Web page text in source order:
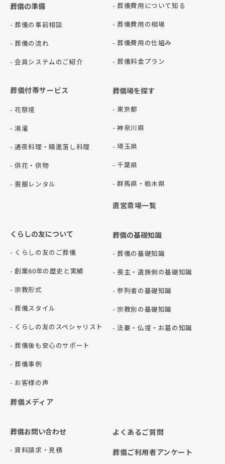
葬儀の準備
- 葬儀の事前相談
- 葬儀の流れ
- 会員システムのご紹介
- 葬儀費用について知る
- 葬儀費用の相場
- 葬儀費用の仕組み
- 葬儀料金プラン
葬儀付帯サービス
- 花祭壇
- 湯灌
- 通夜料理・精進落し料理
- 供花・供物
- 喪服レンタル
葬儀場を探す
- 東京都
- 神奈川県
- 埼玉県
- 千葉県
- 群⾺県・栃⽊県
直営斎場一覧
くらしの友について
- くらしの友のご葬儀
- 創業60年の歴史と実績
- 宗教形式
- 葬儀スタイル
- くらしの友のスペシャリスト
- 葬儀後も安心のサポート
- 葬儀事例
- お客様の声
葬儀メディア
葬儀の基礎知識
- 葬儀の基礎知識
- 喪主・遺族側の基礎知識
- 参列者の基礎知識
- 宗教別の基礎知識
- 法要・仏壇・お墓の知識
葬儀お問い合わせ
- 資料請求・見積
よくあるご質問
葬儀ご利用者アンケート